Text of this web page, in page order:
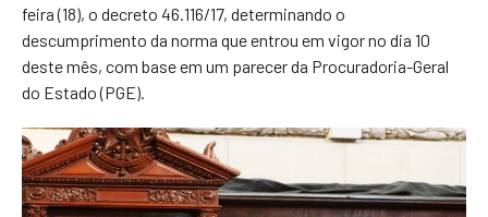
feira (18), o decreto 46.116/17, determinando o
descumprimento da norma que entrou em vigor no dia 10
deste mês, com base em um parecer da Procuradoria-Geral
do Estado (PGE).